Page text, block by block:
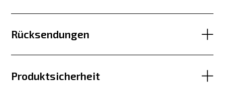
Rücksendungen
Produktsicherheit